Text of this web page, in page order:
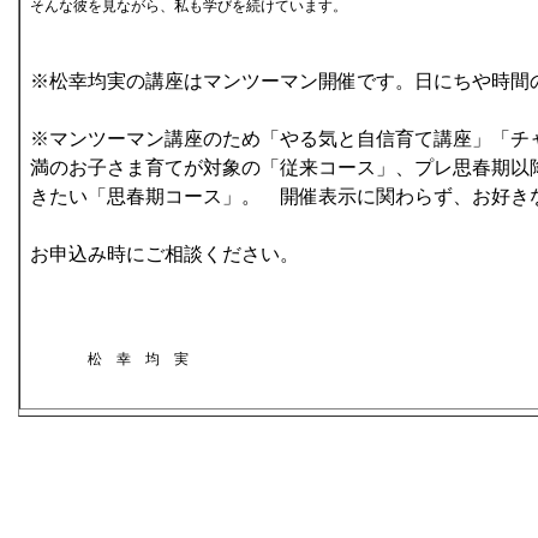
そんな彼を見ながら、私も学びを続けています。
※松幸均実の講座はマンツーマン開催です。日にちや時間
※マンツーマン講座のため「やる気と自信育て講座」「
満のお子さま育てが対象の「従来コース」、プレ思春期
きたい「思春期コース」。 開催表示に関わらず、お好き
お申込み時にご相談ください。
松 幸 均 実